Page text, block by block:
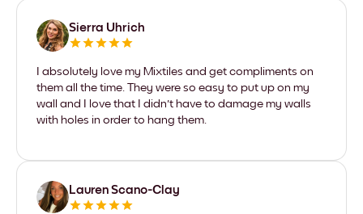
Sierra Uhrich
I absolutely love my Mixtiles and get compliments on
them all the time. They were so easy to put up on my
wall and I love that I didn't have to damage my walls
with holes in order to hang them.
Lauren Scano-Clay